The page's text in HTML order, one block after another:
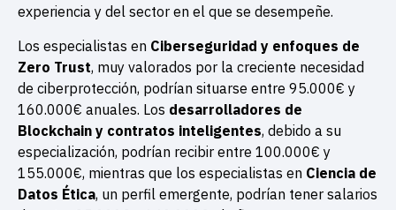
experiencia y del sector en el que se desempeñe.
Los especialistas en Ciberseguridad y enfoques de
Zero Trust, muy valorados por la creciente necesidad
de ciberprotección, podrían situarse entre 95.000€ y
160.000€ anuales. Los desarrolladores de
Blockchain y contratos inteligentes, debido a su
especialización, podrían recibir entre 100.000€ y
155.000€, mientras que los especialistas en Ciencia de
Datos Ética, un perfil emergente, podrían tener salarios